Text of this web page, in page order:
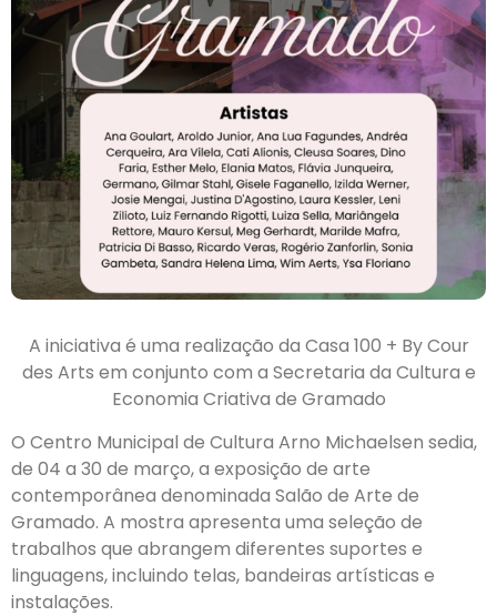
A iniciativa é uma realização da Casa 100 + By Cour
des Arts em conjunto com a Secretaria da Cultura e
Economia Criativa de Gramado
O Centro Municipal de Cultura Arno Michaelsen sedia,
de 04 a 30 de março, a exposição de arte
contemporânea denominada Salão de Arte de
Gramado. A mostra apresenta uma seleção de
trabalhos que abrangem diferentes suportes e
linguagens, incluindo telas, bandeiras artísticas e
instalações.